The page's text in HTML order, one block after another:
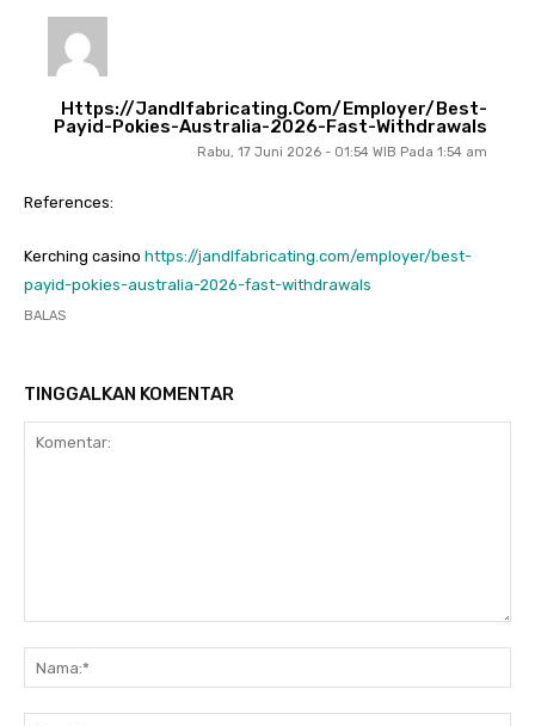
Https://jandlfabricating.com/employer/best-
Payid-Pokies-Australia-2026-Fast-Withdrawals
Rabu, 17 Juni 2026 - 01:54 WIB Pada 1:54 am
References:
Kerching casino https://jandlfabricating.com/employer/best-
payid-pokies-australia-2026-fast-withdrawals
BALAS
TINGGALKAN KOMENTAR